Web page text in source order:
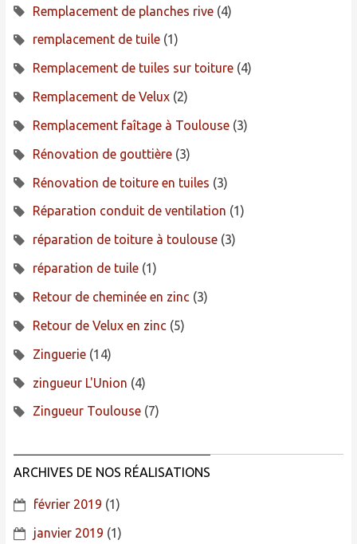
Remplacement de planches rive(4)
remplacement de tuile(1)
Remplacement de tuiles sur toiture(4)
Remplacement de Velux(2)
Remplacement faîtage à Toulouse(3)
Rénovation de gouttière(3)
Rénovation de toiture en tuiles (3)
Réparation conduit de ventilation (1)
réparation de toiture à toulouse(3)
réparation de tuile(1)
Retour de cheminée en zinc(3)
Retour de Velux en zinc(5)
Zinguerie(14)
zingueur L'Union (4)
Zingueur Toulouse(7)
ARCHIVES DE NOS RÉALISATIONS
février 2019 (1)
janvier 2019 (1)